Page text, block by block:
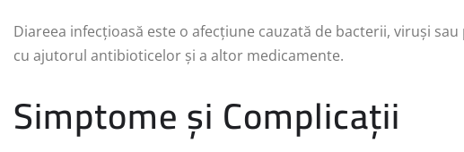
Diareea infecțioasă este o afecțiune cauzată de bacterii, viruși
cu ajutorul antibioticelor și a altor medicamente.
Simptome și Complicații